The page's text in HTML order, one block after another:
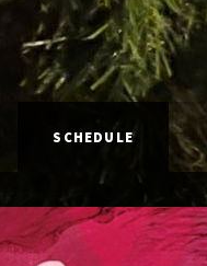
SCHEDULE